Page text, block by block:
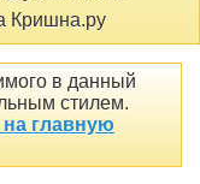
Кришна.ру
в данный
стилем.
главную